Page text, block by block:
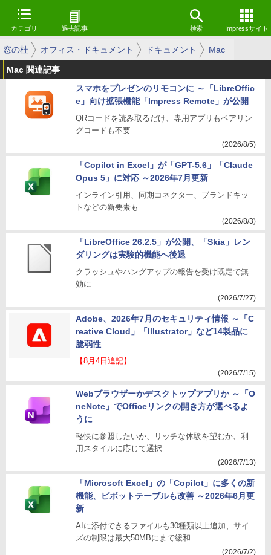
カテゴリ 過去記事 検索 Impressサイト
窓の杜 オフィス・ドキュメント ドキュメント Mac
Mac 関連記事
スマホをプレゼンのリモコンに ～「LibreOffic
e」向け拡張機能「Impress Remote」が公開
QRコードを読み取るだけ、専用アプリもペアリン
グコードも不要
(2026/8/5)
「Copilot in Excel」が「GPT-5.6」「Claude
Opus 5」に対応 ～2026年7月更新
インライン引用、同期コネクター、ブランドキッ
トなどの新要素も
(2026/8/3)
「LibreOffice 26.2.5」が公開、「Skia」レン
ダリングは実験的機能へ後退
クラッシュやハングアップの報告を受け既定で無
効に
(2026/7/27)
Adobe、2026年7月のセキュリティ情報 ～「C
reative Cloud」「Illustrator」など14製品に
脆弱性
【8月4日追記】
(2026/7/15)
Webブラウザーかデスクトップアプリか ～「O
neNote」でOfficeリンクの開き方が選べるよ
うに
軽快に参照したいか、リッチな体験を望むか、利
用スタイルに応じて選択
(2026/7/13)
「Microsoft Excel」の「Copilot」に多くの新
機能、ピボットテーブルも改善 ～2026年6月更
新
AIに添付できるファイルも30種類以上追加、サイ
ズの制限は最大50MBにまで緩和
(2026/7/2)